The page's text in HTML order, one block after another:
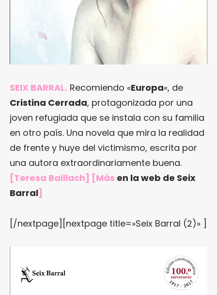
SEIX BARRAL. Recomiendo «Europa«, de
Cristina Cerrada, protagonizada por una
joven refugiada que se instala con su familia
en otro país. Una novela que mira la realidad
de frente y huye del victimismo, escrita por
una autora extraordinariamente buena.
[Teresa Baillach] [Más en la web de Seix
Barral]
[/nextpage][nextpage title=»Seix Barral (2)» ]